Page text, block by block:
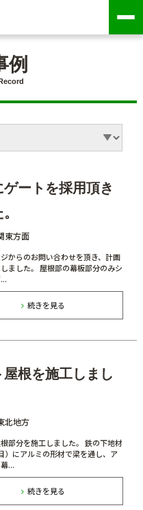
例
ゲートを採用頂き
東方面
からのお問い合わせを頂き、計画
ました。 屋根部の幕板部分のみシ
続きを見る
屋根を施工しまし
北地方
部分を施工しました。 鉄の下地材
）にアルミの形材で梁を通し、ア
...
続きを見る